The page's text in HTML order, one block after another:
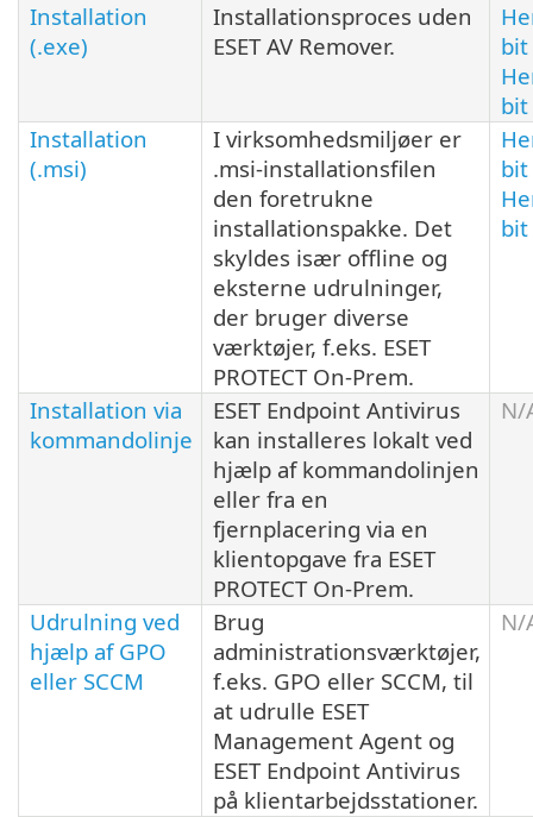
Installation
(.exe)
Installationsproces uden
ESET AV Remover.
bit
bit
Installation
(.msi)
I virksomhedsmiljøer er
.msi-installationsfilen
den foretrukne
installationspakke. Det
skyldes især offline og
eksterne udrulninger,
der bruger diverse
værktøjer, f.eks. ESET
PROTECT On-Prem.
bit
bit
Installation via
kommandolinje
ESET Endpoint Antivirus
kan installeres lokalt ved
hjælp af kommandolinjen
eller fra en
fjernplacering via en
klientopgave fra ESET
PROTECT On-Prem.
N/
Udrulning ved
hjælp af GPO
eller SCCM
Brug
administrationsværktøjer,
f.eks. GPO eller SCCM, til
at udrulle ESET
Management Agent og
ESET Endpoint Antivirus
på klientarbejdsstationer.
N/